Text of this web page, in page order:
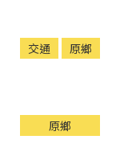
交通 原鄉
原鄉